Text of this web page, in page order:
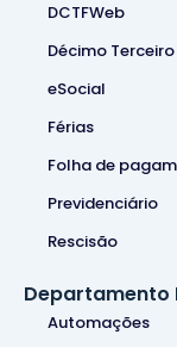
DCTFWeb
Décimo Terceiro
eSocial
Férias
Folha de
Previdenciário
Rescisão
Departamento
Automações